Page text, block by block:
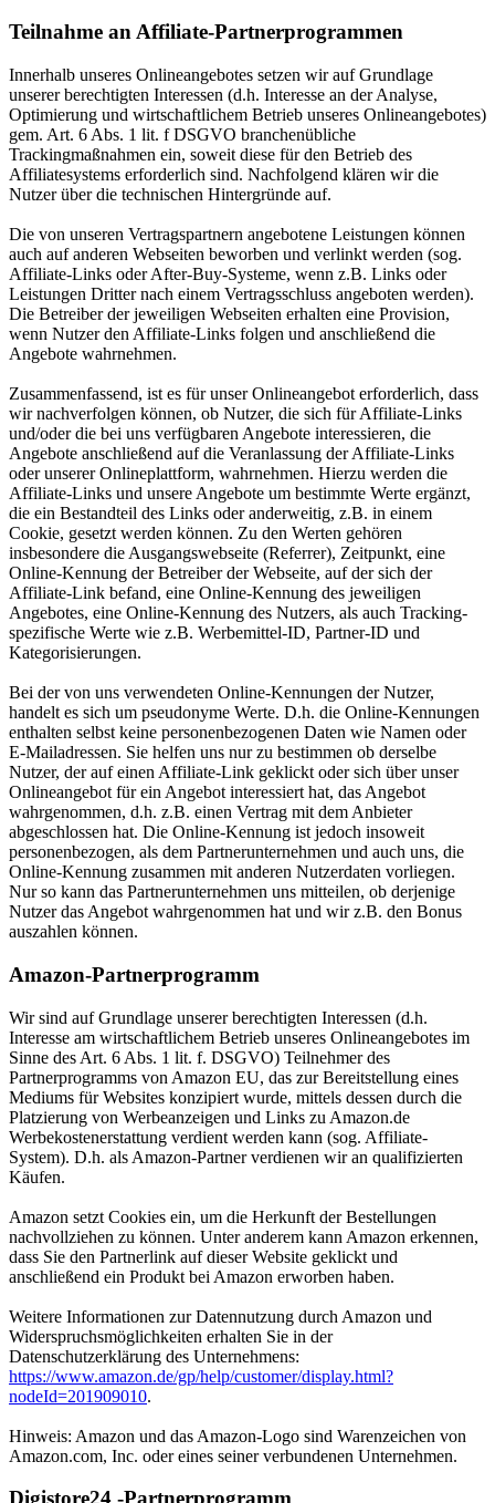
Teilnahme an Affiliate-Partnerprogrammen
Innerhalb unseres Onlineangebotes setzen wir auf Grundlage
unserer berechtigten Interessen (d.h. Interesse an der Analyse,
Optimierung und wirtschaftlichem Betrieb unseres Onlineangebotes)
gem. Art. 6 Abs. 1 lit. f DSGVO branchenübliche
Trackingmaßnahmen ein, soweit diese für den Betrieb des
Affiliatesystems erforderlich sind. Nachfolgend klären wir die
Nutzer über die technischen Hintergründe auf.
Die von unseren Vertragspartnern angebotene Leistungen können
auch auf anderen Webseiten beworben und verlinkt werden (sog.
Affiliate-Links oder After-Buy-Systeme, wenn z.B. Links oder
Leistungen Dritter nach einem Vertragsschluss angeboten werden).
Die Betreiber der jeweiligen Webseiten erhalten eine Provision,
wenn Nutzer den Affiliate-Links folgen und anschließend die
Angebote wahrnehmen.
Zusammenfassend, ist es für unser Onlineangebot erforderlich, dass
wir nachverfolgen können, ob Nutzer, die sich für Affiliate-Links
und/oder die bei uns verfügbaren Angebote interessieren, die
Angebote anschließend auf die Veranlassung der Affiliate-Links
oder unserer Onlineplattform, wahrnehmen. Hierzu werden die
Affiliate-Links und unsere Angebote um bestimmte Werte ergänzt,
die ein Bestandteil des Links oder anderweitig, z.B. in einem
Cookie, gesetzt werden können. Zu den Werten gehören
insbesondere die Ausgangswebseite (Referrer), Zeitpunkt, eine
Online-Kennung der Betreiber der Webseite, auf der sich der
Affiliate-Link befand, eine Online-Kennung des jeweiligen
Angebotes, eine Online-Kennung des Nutzers, als auch Tracking-
spezifische Werte wie z.B. Werbemittel-ID, Partner-ID und
Kategorisierungen.
Bei der von uns verwendeten Online-Kennungen der Nutzer,
handelt es sich um pseudonyme Werte. D.h. die Online-Kennungen
enthalten selbst keine personenbezogenen Daten wie Namen oder
E-Mailadressen. Sie helfen uns nur zu bestimmen ob derselbe
Nutzer, der auf einen Affiliate-Link geklickt oder sich über unser
Onlineangebot für ein Angebot interessiert hat, das Angebot
wahrgenommen, d.h. z.B. einen Vertrag mit dem Anbieter
abgeschlossen hat. Die Online-Kennung ist jedoch insoweit
personenbezogen, als dem Partnerunternehmen und auch uns, die
Online-Kennung zusammen mit anderen Nutzerdaten vorliegen.
Nur so kann das Partnerunternehmen uns mitteilen, ob derjenige
Nutzer das Angebot wahrgenommen hat und wir z.B. den Bonus
auszahlen können.
Amazon-Partnerprogramm
Wir sind auf Grundlage unserer berechtigten Interessen (d.h.
Interesse am wirtschaftlichem Betrieb unseres Onlineangebotes im
Sinne des Art. 6 Abs. 1 lit. f. DSGVO) Teilnehmer des
Partnerprogramms von Amazon EU, das zur Bereitstellung eines
Mediums für Websites konzipiert wurde, mittels dessen durch die
Platzierung von Werbeanzeigen und Links zu Amazon.de
Werbekostenerstattung verdient werden kann (sog. Affiliate-
System). D.h. als Amazon-Partner verdienen wir an qualifizierten
Käufen.
Amazon setzt Cookies ein, um die Herkunft der Bestellungen
nachvollziehen zu können. Unter anderem kann Amazon erkennen,
dass Sie den Partnerlink auf dieser Website geklickt und
anschließend ein Produkt bei Amazon erworben haben.
Weitere Informationen zur Datennutzung durch Amazon und
Widerspruchsmöglichkeiten erhalten Sie in der
Datenschutzerklärung des Unternehmens:
https://www.amazon.de/gp/help/customer/display.html?
nodeId=201909010.
Hinweis: Amazon und das Amazon-Logo sind Warenzeichen von
Amazon.com, Inc. oder eines seiner verbundenen Unternehmen.